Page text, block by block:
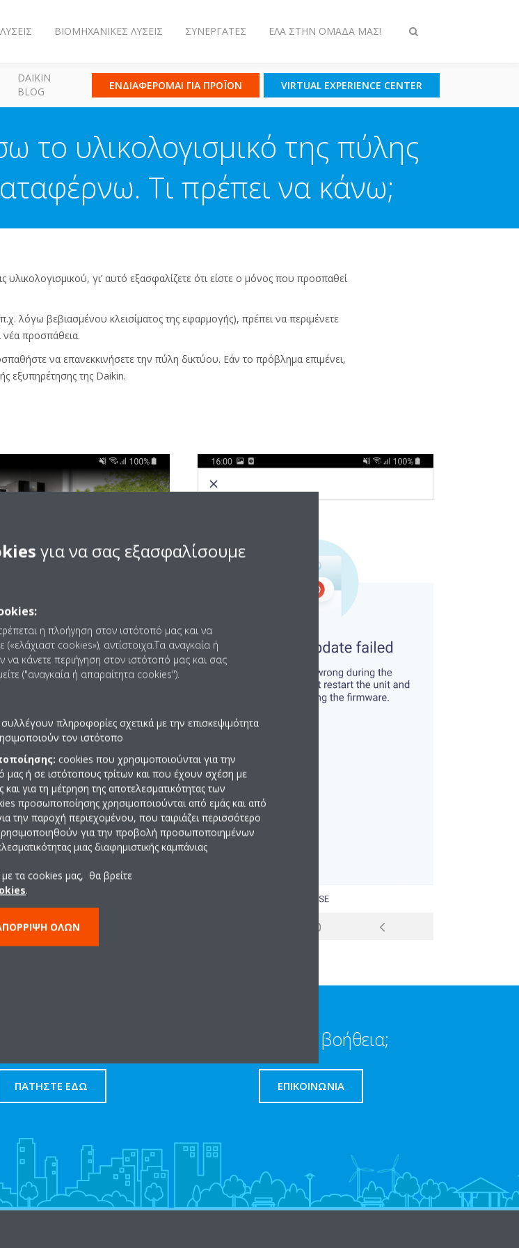
Εναλλαγή
ΒΙΟΜΗΧΑΝΙΚΈΣ ΛΎΣΕΙΣ ΣΥΝΕΡΓΆΤΕΣ ΈΛΑ ΣΤΗΝ ΟΜΆΔΑ ΜΑΣ!
DAIKIN
BLOG
ΕΝΔΙΑΦΕΡΟΜΑΙ ΓΙΑ ΠΡΟΪΟΝ VIRTUAL EXPERIENCE CENTER
υλικολογισμικό της πύλης
Τι πρέπει να κάνω;
γι’ αυτό εξασφαλίζετε ότι είστε ο μόνος που προσπαθεί
λόγω βεβιασμένου κλεισίματος της εφαρμογής), πρέπει να περιμένετε
νέα προσπάθεια.
να επανεκκινήσετε την πύλη δικτύου. Εάν το πρόβλημα επιμένει,
εξυπηρέτησης της Daikin.
ΠΑΤΉΣΤΕ ΕΔΏ
Χρειάζεστε βοήθεια;
ΕΠΙΚΟΙΝΩΝΊΑ
για να σας εξασφαλίσουμε
η πλοήγηση στον ιστότοπό μας και να
cookies»), αντίστοιχα.Τα αναγκαία ή
κάνετε περιήγηση στον ιστότοπό μας και σας
("αναγκαία ή απαραίτητα cookies").
πληροφορίες σχετικά με την επισκεψιμότητα
τον ιστότοπο
cookies που χρησιμοποιούνται για την
ή σε ιστότοπους τρίτων και που έχουν σχέση με
για τη μέτρηση της αποτελεσματικότητας των
προσωποποίησης χρησιμοποιούνται από εμάς και από
την παροχή περιεχομένου, που ταιριάζει περισσότερο
για την προβολή προσωποποιημένων
μιας διαφημιστικής καμπάνιας
τα cookies μας, θα βρείτε
.
ΌΛΩΝ